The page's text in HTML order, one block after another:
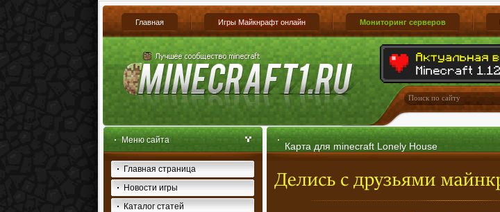
Главная Игры Майкнрафт онлайн Мониторинг серверов
Меню сайта
Главная страница
Новости игры
Каталог статей
Карта для minecraft Lonely House